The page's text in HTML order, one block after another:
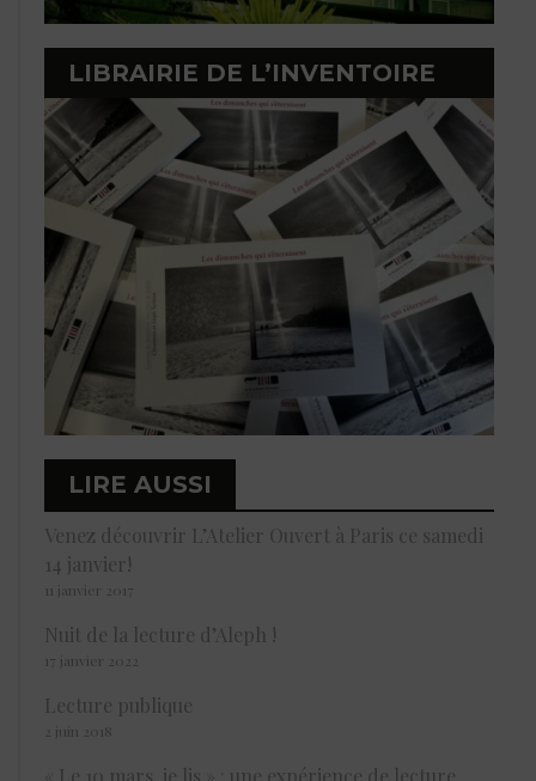
LIBRAIRIE DE L’INVENTOIRE
LIRE AUSSI
Venez découvrir L’Atelier Ouvert à Paris ce samedi
14 janvier!
11 janvier 2017
Nuit de la lecture d’Aleph !
17 janvier 2022
Lecture publique
2 juin 2018
« Le 10 mars, je lis » : une expérience de lecture